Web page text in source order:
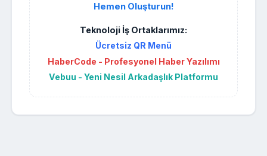
Hemen Oluşturun!
Teknoloji İş Ortaklarımız:
Ücretsiz QR Menü
HaberCode - Profesyonel Haber Yazılımı
Vebuu - Yeni Nesil Arkadaşlık Platformu